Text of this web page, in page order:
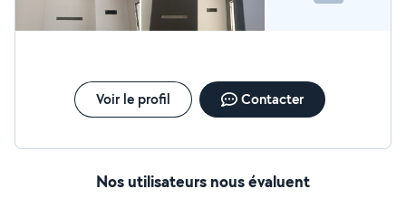
Voir le profil Contacter
Nos utilisateurs nous évaluent